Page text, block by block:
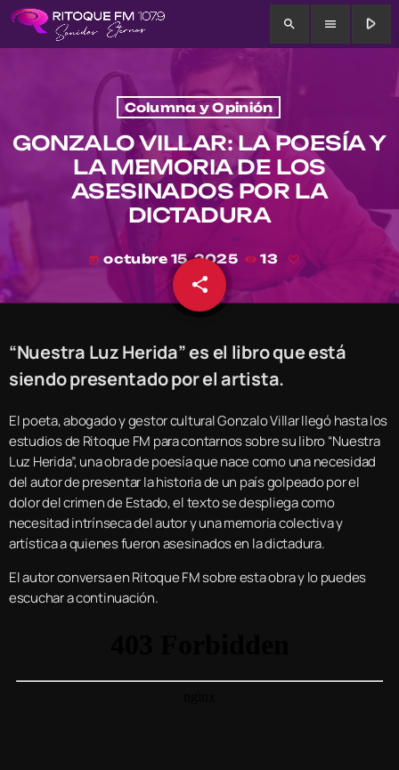
search menu play_arrow
Columna y Opinión
GONZALO VILLAR: LA POESÍA Y
LA MEMORIA DE LOS
ASESINADOS POR LA
DICTADURA
today octubre 15, 2025 13
share
email
“Nuestra Luz Herida” es el libro que está
siendo presentado por el artista.
El poeta, abogado y gestor cultural Gonzalo Villar llegó hasta los
estudios de Ritoque FM para contarnos sobre su libro “Nuestra
Luz Herida”, una obra de poesía que nace como una necesidad
del autor de presentar la historia de un país golpeado por el
dolor del crimen de Estado, el texto se despliega como
necesitad intrínseca del autor y una memoria colectiva y
artística a quienes fueron asesinados en la dictadura.
El autor conversa en Ritoque FM sobre esta obra y lo puedes
escuchar a continuación.